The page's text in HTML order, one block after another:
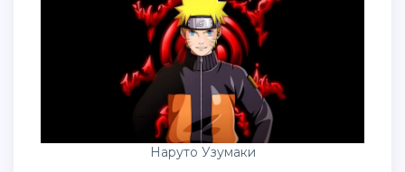
Наруто Узумаки